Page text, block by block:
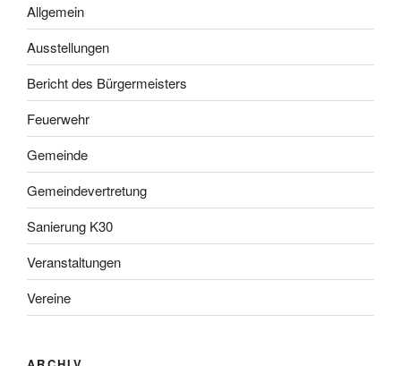
Allgemein
Ausstellungen
Bericht des Bürgermeisters
Feuerwehr
Gemeinde
Gemeindevertretung
Sanierung K30
Veranstaltungen
Vereine